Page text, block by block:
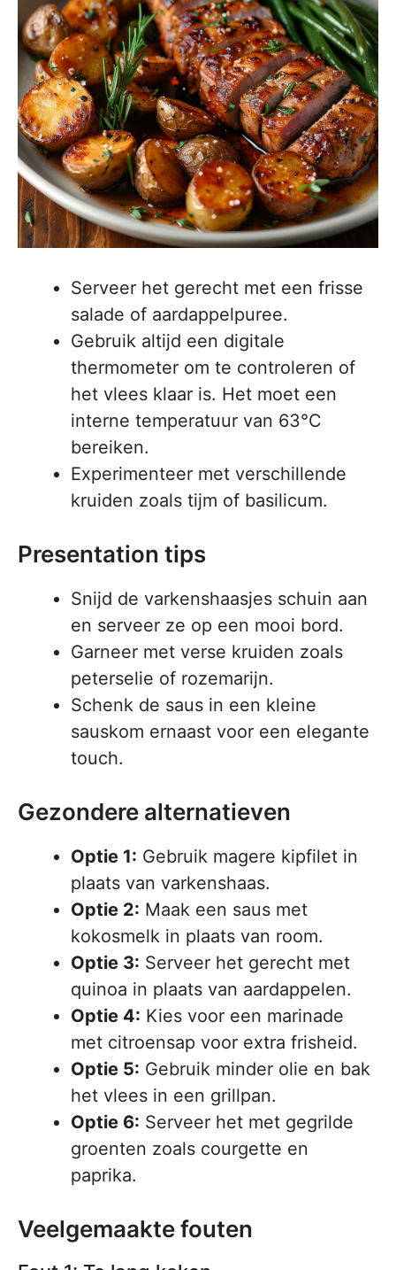
Serveer het gerecht met een frisse
salade of aardappelpuree.
Gebruik altijd een digitale
thermometer om te controleren of
het vlees klaar is. Het moet een
interne temperatuur van 63°C
bereiken.
Experimenteer met verschillende
kruiden zoals tijm of basilicum.
Presentation tips
Snijd de varkenshaasjes schuin aan
en serveer ze op een mooi bord.
Garneer met verse kruiden zoals
peterselie of rozemarijn.
Schenk de saus in een kleine
sauskom ernaast voor een elegante
touch.
Gezondere alternatieven
Optie 1: Gebruik magere kipfilet in
plaats van varkenshaas.
Optie 2: Maak een saus met
kokosmelk in plaats van room.
Optie 3: Serveer het gerecht met
quinoa in plaats van aardappelen.
Optie 4: Kies voor een marinade
met citroensap voor extra frisheid.
Optie 5: Gebruik minder olie en bak
het vlees in een grillpan.
Optie 6: Serveer het met gegrilde
groenten zoals courgette en
paprika.
Veelgemaakte fouten